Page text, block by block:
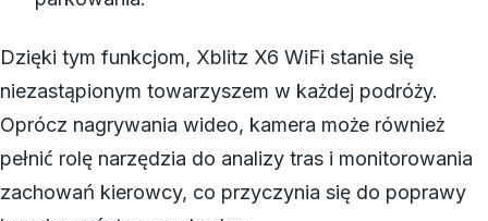
Dzięki tym funkcjom, Xblitz X6 WiFi stanie się
niezastąpionym towarzyszem w każdej podróży.
Oprócz nagrywania wideo, kamera może również
pełnić rolę narzędzia do analizy tras i monitorowania
zachowań kierowcy, co przyczynia się do poprawy